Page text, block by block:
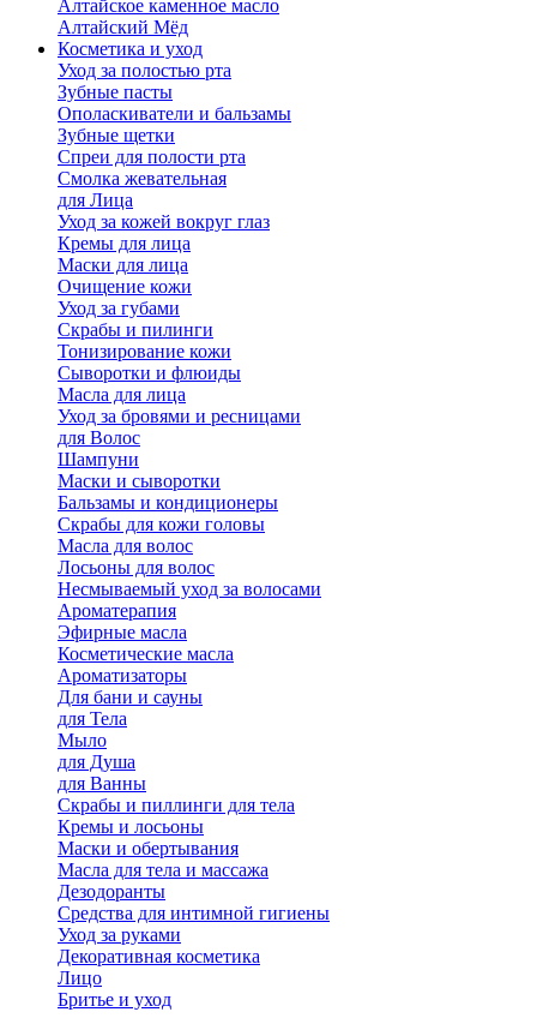
Алтайское каменное масло
Алтайский Мёд
Косметика и уход
Уход за полостью рта
Зубные пасты
Ополаскиватели и бальзамы
Зубные щетки
Спреи для полости рта
Смолка жевательная
для Лица
Уход за кожей вокруг глаз
Кремы для лица
Маски для лица
Очищение кожи
Уход за губами
Скрабы и пилинги
Тонизирование кожи
Сыворотки и флюиды
Масла для лица
Уход за бровями и ресницами
для Волос
Шампуни
Маски и сыворотки
Бальзамы и кондиционеры
Скрабы для кожи головы
Масла для волос
Лосьоны для волос
Несмываемый уход за волосами
Ароматерапия
Эфирные масла
Косметические масла
Ароматизаторы
Для бани и сауны
для Тела
Мыло
для Душа
для Ванны
Скрабы и пиллинги для тела
Кремы и лосьоны
Маски и обертывания
Масла для тела и массажа
Дезодоранты
Средства для интимной гигиены
Уход за руками
Декоративная косметика
Лицо
Бритье и уход